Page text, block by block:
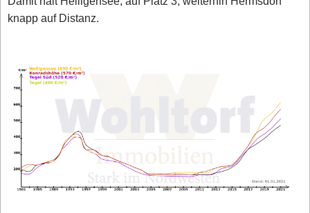
knapp auf Distanz.